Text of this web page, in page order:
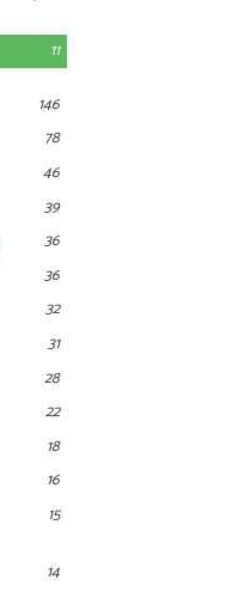
11
146
78
46
39
36
36
32
31
28
22
18
16
15
14